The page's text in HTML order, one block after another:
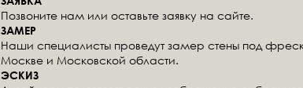
Позвоните нам или оставьте заявку на сайте.
ЗАМЕР
Наши специалисты проведут замер стены под
Москве и Московской области.
ЭСКИЗ